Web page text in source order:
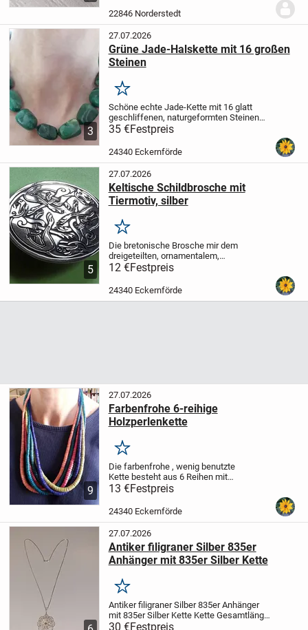
Überweisung.
22846 Norderstedt
3
27.07.2026
Grüne Jade-Halskette mit 16 großen
Steinen
Merken
Schöne echte Jade-Kette mit 16 glatt
geschliffenen, naturgeformten Steinen
zwischen 1 cm breit und 1,5 lang cm und
2 cm breit und 2,5 cm lang großen
Steinen. Steibe sind alle unterschiedlich...
35 €Festpreis
24340 Eckernförde
5
27.07.2026
Keltische Schildbrosche mit
Tiermotiv, silber
Merken
Die bretonische Brosche mir dem
dreigeteilten, ornamentalem,
keltischen Tiermotiv (wahrscheinlich 3
laufende Hunde) ist gut erhalten mit
wenigen Gebrauchsspuren. Das Material
12 €Festpreis
24340 Eckernförde
9
27.07.2026
Farbenfrohe 6-reihige
Holzperlenkette
Merken
Die farbenfrohe , wenig benutzte
Kette besteht aus 6 Reihen mit
Holzscheiben, die vom Verschluß zur
Mitte immer größer im Durchmesser
werden (von 3 - ca. 8 mm Durchmesser).
13 €Festpreis
24340 Eckernförde
27.07.2026
Antiker filigraner Silber 835er
Anhänger mit 835er Silber Kette
Merken
Antiker filigraner Silber 835er Anhänger
mit 835er Silber KetteKette Gesamtlänge:
54 cmKettenstärke: 1,4 mm
30 €Festpreis